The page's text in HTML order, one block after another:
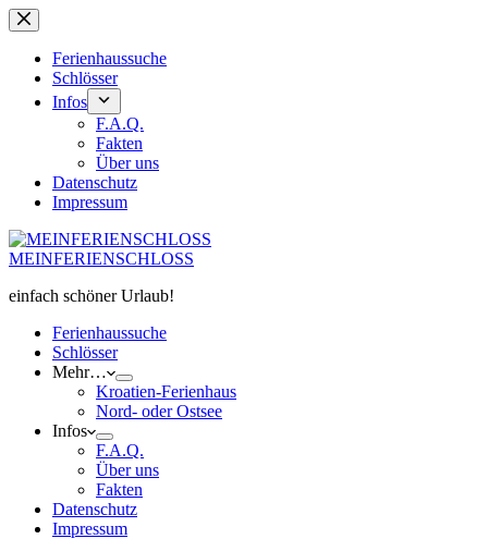
Zum
Inhalt
springenFerienhaussuche
Schlösser
Infos
F.A.Q.
Fakten
Über uns
Datenschutz
Impressum
MEINFERIENSCHLOSS
einfach schöner Urlaub!
Ferienhaussuche
Schlösser
Mehr…
Kroatien-Ferienhaus
Nord- oder Ostsee
Infos
F.A.Q.
Über uns
Fakten
Datenschutz
Impressum